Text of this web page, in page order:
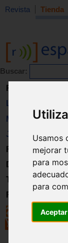
Usamos
mejorar
para
para
Aceptar
Revista Tienda
Buscar:
Revista
Libros
Material
Juguetes
Formación
Directorio
Trabajo
Registro